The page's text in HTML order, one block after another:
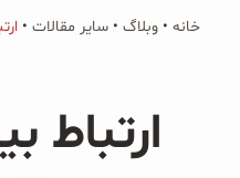
برای:
پکیج‌ها
محصولات ارگانیک
خانه • وبلاگ • سایر مقالات •
ارتباط